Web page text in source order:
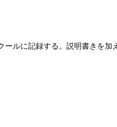
ルに記録する。説明書きを加